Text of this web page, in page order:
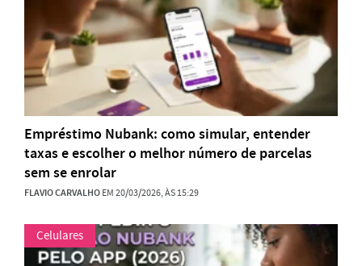
Empréstimo Nubank: como simular, entender
taxas e escolher o melhor número de parcelas
sem se enrolar
FLAVIO CARVALHOEM 20/03/2026, ÀS 15:29
Celulares